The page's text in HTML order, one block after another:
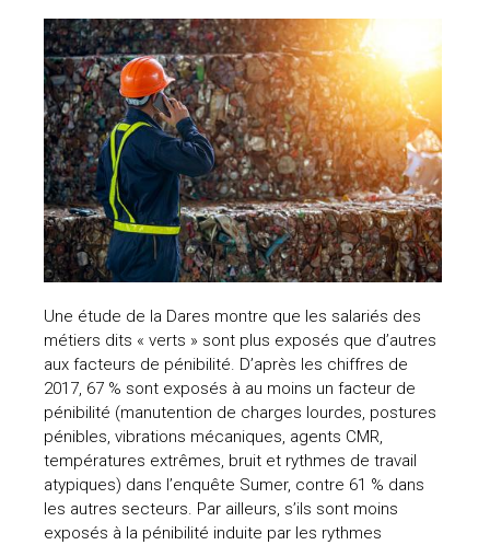
Une étude de la Dares montre que les salariés des
métiers dits « verts » sont plus exposés que d’autres
aux facteurs de pénibilité. D’après les chiffres de
2017, 67 % sont exposés à au moins un facteur de
pénibilité (manutention de charges lourdes, postures
pénibles, vibrations mécaniques, agents CMR,
températures extrêmes, bruit et rythmes de travail
atypiques) dans l’enquête Sumer, contre 61 % dans
les autres secteurs. Par ailleurs, s’ils sont moins
exposés à la pénibilité induite par les rythmes